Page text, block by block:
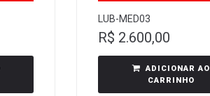
LUB-MED03
R$ 2.600,00
ADICIONAR AO
CARRINHO